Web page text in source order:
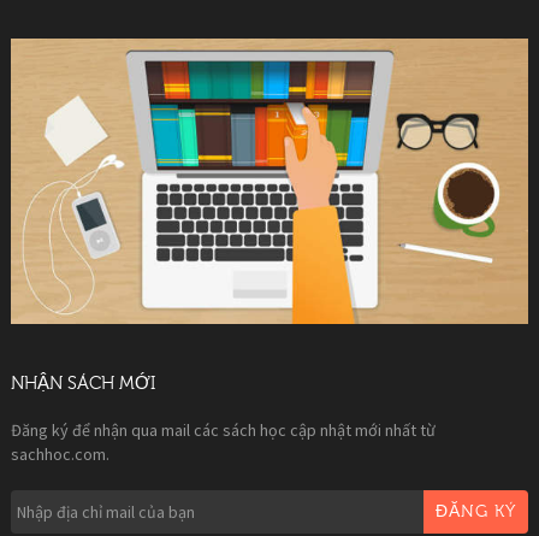
NHẬN SÁCH MỚI
Đăng ký để nhận qua mail các sách học cập nhật mới nhất từ
sachhoc.com.
ĐĂNG KÝ